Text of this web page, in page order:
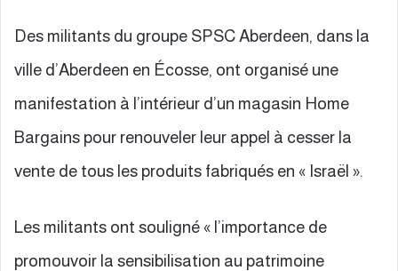
Des militants du groupe SPSC Aberdeen, dans la
ville d’Aberdeen en Écosse, ont organisé une
manifestation à l’intérieur d’un magasin Home
Bargains pour renouveler leur appel à cesser la
vente de tous les produits fabriqués en « Israël ».
Les militants ont souligné « l’importance de
promouvoir la sensibilisation au patrimoine